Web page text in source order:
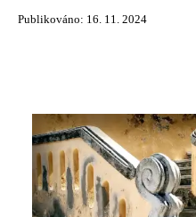
Publikováno: 16. 11. 2024